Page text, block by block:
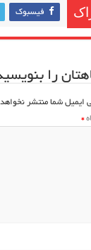
فيسبوك
را
ایمیل شما منتشر
*